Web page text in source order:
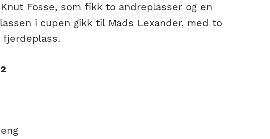
Fosse, som fikk to andreplasser og en
i cupen gikk til Mads Lexander, med to